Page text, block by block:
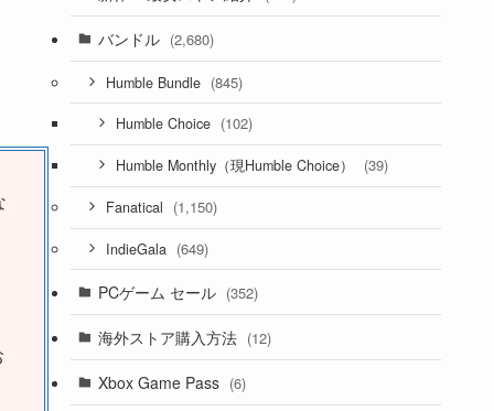
バンドル (2,680)
Humble Bundle (845)
Humble Choice (102)
Humble Monthly（現Humble Choice） (39)
Fanatical (1,150)
IndieGala (649)
PCゲーム セール (352)
海外ストア購入方法 (12)
Xbox Game Pass (6)